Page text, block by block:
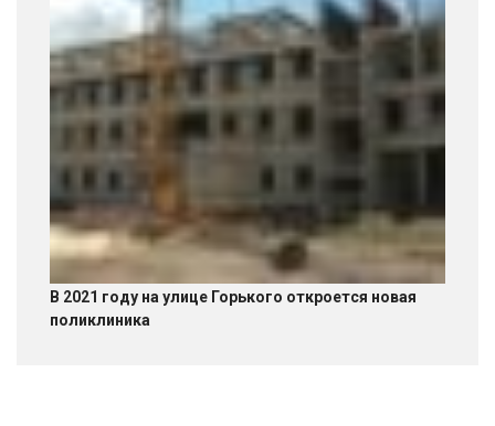
В 2021 году на улице Горького откроется новая
поликлиника